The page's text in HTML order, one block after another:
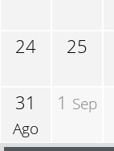
24 25
31
Ago
1 Sep